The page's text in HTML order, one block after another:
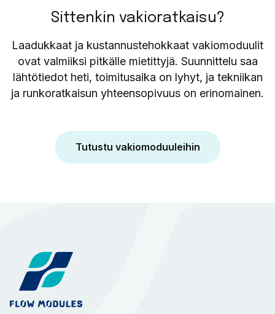
Sittenkin vakioratkaisu?
Laadukkaat ja kustannustehokkaat vakiomoduulit
ovat valmiiksi pitkälle mietittyjä. Suunnittelu saa
lähtötiedot heti, toimitusaika on lyhyt, ja tekniikan
ja runkoratkaisun yhteensopivuus on erinomainen.
Tutustu vakiomoduuleihin